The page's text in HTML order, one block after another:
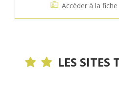
Accèder à la fiche
LES SITES